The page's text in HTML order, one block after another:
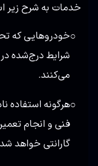
خدمات به شرح زیر
○خودروهایی که
شرایط درج‌شده
می‌کنند.
○هرگونه استفاده
فنی و انجام
گارانتی خواهد